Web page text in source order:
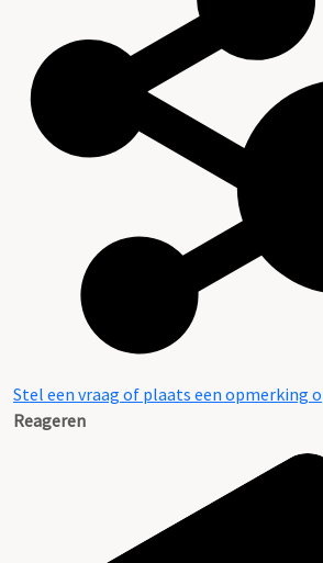
Systeemkaarten met namen
verzet
Stel een vraag of plaats een opmerking
Reageren